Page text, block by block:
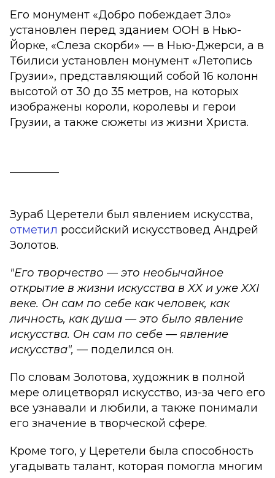
Его монумент «Добро побеждает Зло»
установлен перед зданием ООН в Нью-
Йорке, «Слеза скорби» — в Нью-Джерси, а в
Тбилиси установлен монумент «Летопись
Грузии», представляющий собой 16 колонн
высотой от 30 до 35 метров, на которых
изображены короли, королевы и герои
Грузии, а также сюжеты из жизни Христа.
Зураб Церетели был явлением искусства,
отметил российский искусствовед Андрей
Золотов.
"Его творчество — это необычайное
открытие в жизни искусства в XX и уже XXI
веке. Он сам по себе как человек, как
личность, как душа — это было явление
искусства. Он сам по себе — явление
искусства", — поделился он.
По словам Золотова, художник в полной
мере олицетворял искусство, из-за чего его
все узнавали и любили, а также понимали
его значение в творческой сфере.
Кроме того, у Церетели была способность
угадывать талант, которая помогла многим